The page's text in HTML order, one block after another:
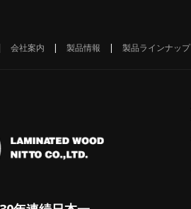
会社案内 | 製品情報 | 製品ラインナップ